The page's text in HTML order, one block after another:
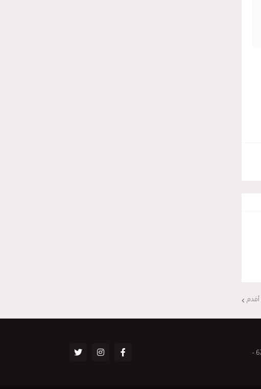
أقدم
جمعية الإحسان الطلّابية، جامعة عين الهدى الإسلامية كاباد، تشيمنجيري كالكوت، كيرالا، الهند – 673304 –